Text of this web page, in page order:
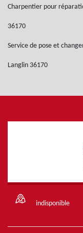
Charpentier pour
36170
Service de pose et
Langlin 36170
indisponible